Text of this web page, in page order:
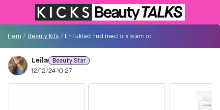
Till KICKS.se
Besökare
Hem / Beauty Kits / En fuktad hud med bra kräm och därefter jämna
Leila
Beauty Star
12/12/24-10:27